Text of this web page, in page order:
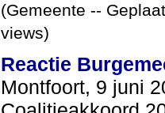
(Gemeente --
views)
Reactie
Montfoort, 9 juni